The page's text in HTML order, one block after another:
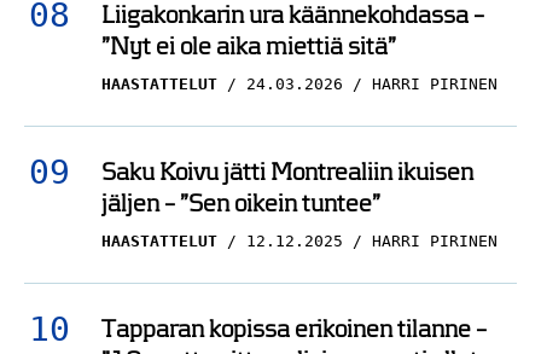
Liigakonkarin ura käännekohdassa –
”Nyt ei ole aika miettiä sitä”
HAASTATTELUT 24.03.2026 HARRI PIRINEN
Saku Koivu jätti Montrealiin ikuisen
jäljen – ”Sen oikein tuntee”
HAASTATTELUT 12.12.2025 HARRI PIRINEN
Tapparan kopissa erikoinen tilanne –